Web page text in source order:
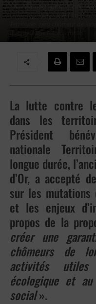
" Aux rapports de domination,
réappropriation : c’est un
La lutte contre
dans les
Président
nationale
longue durée,
d’Or, a accepté
sur les mutations
et les enjeux
propos de la
créer une
chômeurs de
activités
écologique et
social».